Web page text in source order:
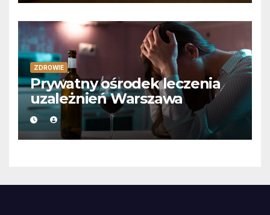
ZDROWIE
Prywatny ośrodek leczenia
uzależnień Warszawa